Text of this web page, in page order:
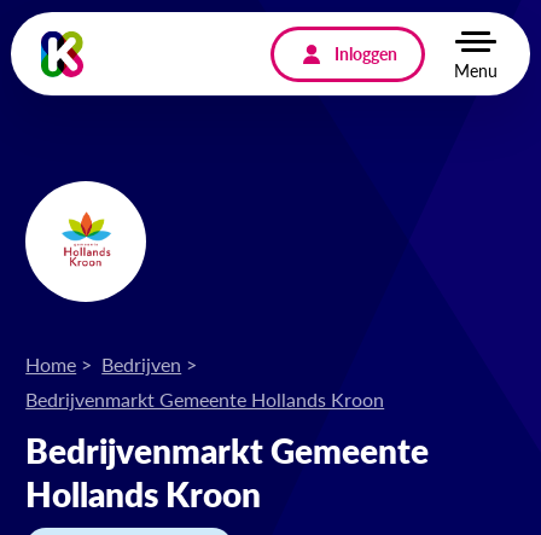
Inloggen
Menu
Home
Bedrijven
Bedrijvenmarkt Gemeente Hollands Kroon
Bedrijvenmarkt Gemeente
Hollands Kroon